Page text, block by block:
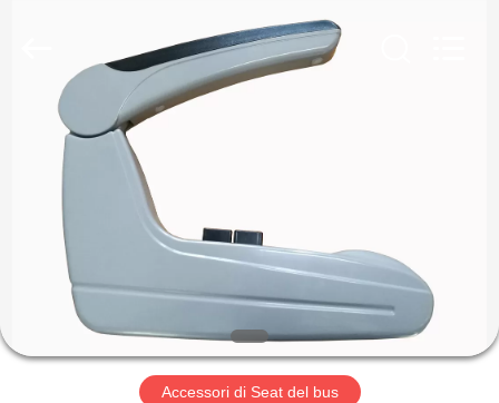
CASA
PRODOTTI
CIRCA
GIRO
Accessori di Seat del bus